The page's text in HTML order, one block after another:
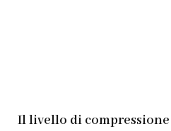
Il livello di